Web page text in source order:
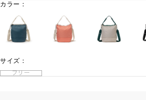
カラー：
サイズ：
フリー